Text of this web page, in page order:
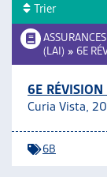
VEILLE
RESSOURCES
THÉMATIQUES
GUIDE SOCIAL
AUTRES
L’ASSOCIATION
(LAI) » 6E
6E RÉVISION
Curia Vista,
6B
Trier